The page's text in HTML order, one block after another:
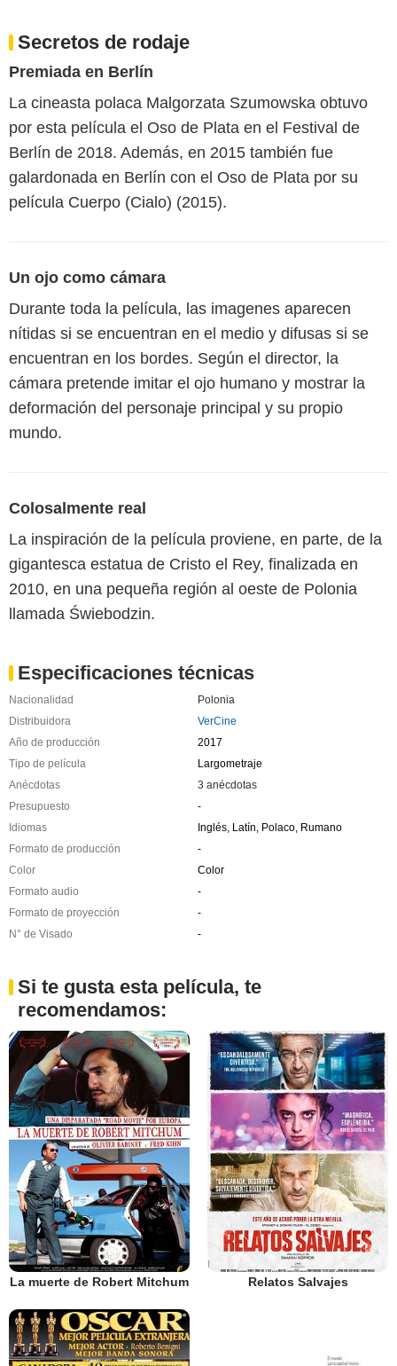
Secretos de rodaje
Premiada en Berlín
La cineasta polaca Malgorzata Szumowska obtuvo
por esta película el Oso de Plata en el Festival de
Berlín de 2018. Además, en 2015 también fue
galardonada en Berlín con el Oso de Plata por su
película Cuerpo (Cialo) (2015).
Un ojo como cámara
Durante toda la película, las imagenes aparecen
nítidas si se encuentran en el medio y difusas si se
encuentran en los bordes. Según el director, la
cámara pretende imitar el ojo humano y mostrar la
deformación del personaje principal y su propio
mundo.
Colosalmente real
La inspiración de la película proviene, en parte, de la
gigantesca estatua de Cristo el Rey, finalizada en
2010, en una pequeña región al oeste de Polonia
llamada Świebodzin.
Especificaciones técnicas
Nacionalidad
Polonia
Distribuidora
VerCine
Año de producción
2017
Tipo de película
Largometraje
Anécdotas
3 anécdotas
Presupuesto
-
Idiomas
Inglés, Latín, Polaco, Rumano
Formato de producción
-
Color
Color
Formato audio
-
Formato de proyección
-
N° de Visado
-
Si te gusta esta película, te
recomendamos:
La muerte de Robert Mitchum Relatos Salvajes